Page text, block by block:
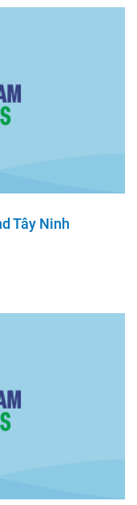
Tây Ninh